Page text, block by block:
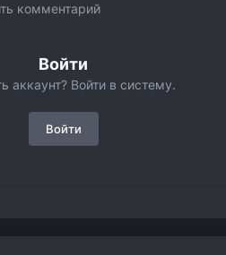
комментарий
Войти
аккаунт? Войти в систему.
Войти